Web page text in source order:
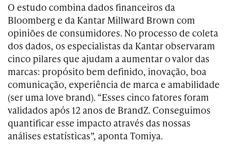
O estudo combina dados financeiros da
Bloomberg e da Kantar Millward Brown com
opiniões de consumidores. No processo de coleta
dos dados, os especialistas da Kantar observaram
cinco pilares que ajudam a aumentar o valor das
marcas: propósito bem definido, inovação, boa
comunicação, experiência de marca e amabilidade
(ser uma love brand). “Esses cinco fatores foram
validados após 12 anos de BrandZ. Conseguimos
quantificar esse impacto através das nossas
análises estatísticas”, aponta Tomiya.